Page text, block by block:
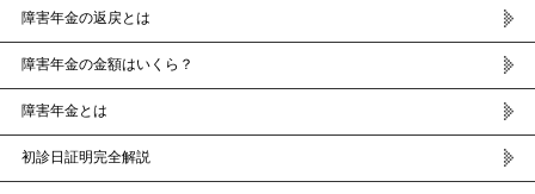
障害年金の返戻とは
障害年金の金額はいくら？
障害年金とは
初診日証明完全解説